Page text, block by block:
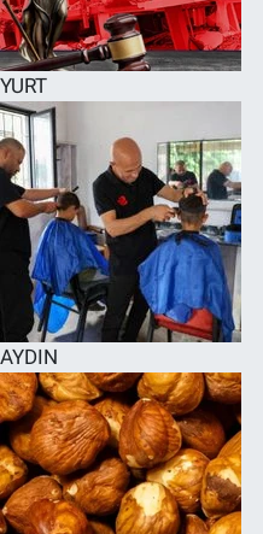
YURT
AYDIN